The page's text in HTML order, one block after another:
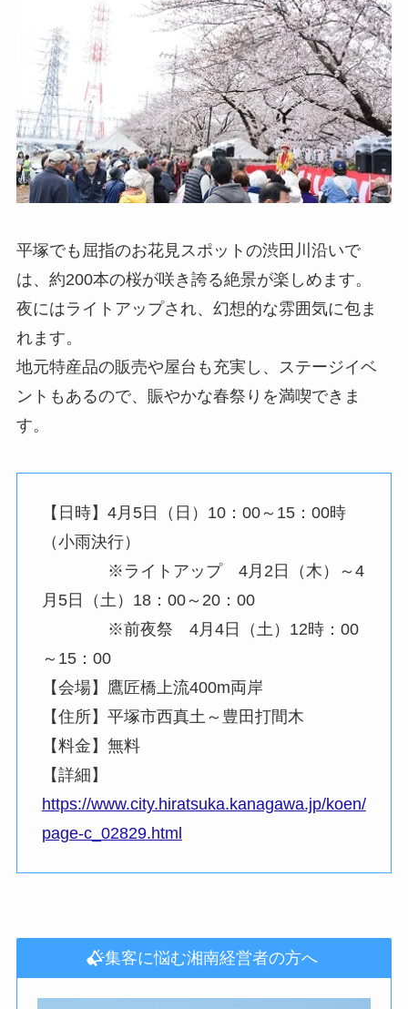
平塚でも屈指のお花見スポットの渋田川沿いで
は、約200本の桜が咲き誇る絶景が楽しめます。
夜にはライトアップされ、幻想的な雰囲気に包ま
れます。
地元特産品の販売や屋台も充実し、ステージイベ
ントもあるので、賑やかな春祭りを満喫できま
す。
【日時】4月5日（日）10：00～15：00時
（小雨決行）
※ライトアップ 4月2日（木）～4
月5日（土）18：00～20：00
※前夜祭 4月4日（土）12時：00
～15：00
【会場】鷹匠橋上流400m両岸
【住所】平塚市西真土～豊田打間木
【料金】無料
【詳細】
https://www.city.hiratsuka.kanagawa.jp/koen/
page-c_02829.html
集客に悩む湘南経営者の方へ